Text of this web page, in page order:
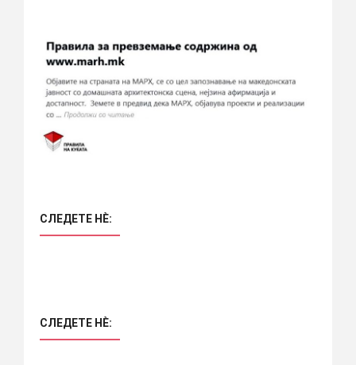
СЛЕДЕТЕ НÈ:
СЛЕДЕТЕ НÈ: